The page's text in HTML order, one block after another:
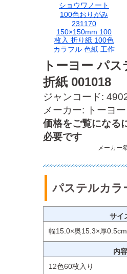
トーヨー パ
折紙 001018
ジャンコード:
メーカー: トーヨー
価格をご覧になる
必要です
メーカー
パステルカラ
サイ
幅15.0×奥15.3×厚0.5cm
内容
12色60枚入り
ド Xmasペーパー
Toyo
ショウワノート
100色おりがみ
231170
150×150mm 100
枚入 折り紙 100色
カラフル 色紙 工作
図工 知育 学習教材
幼児 保育園 小学生
おえかき クラフト
千羽鶴 手作り プレ
ゼント 日本製